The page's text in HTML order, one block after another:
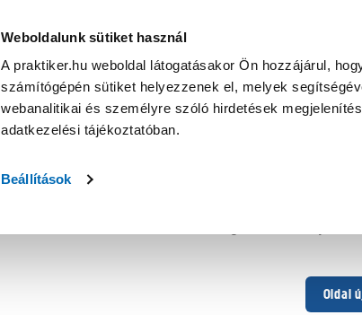
Weboldalunk sütiket használ
A praktiker.hu weboldal látogatásakor Ön hozzájárul,
számítógépén sütiket helyezzenek el, melyek
webanalitikai és személyre szóló hirdetések
adatkezelési tájékoztatóban.
Beállítások
Oldal